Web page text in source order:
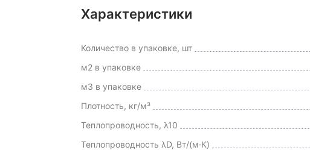
Характеристики
Количество в упаковке, шт
м2 в упаковке
м3 в упаковке
Плотность, кг/м³
Теплопроводность, λ10
Теплопроводность λD, Вт/(м·К)